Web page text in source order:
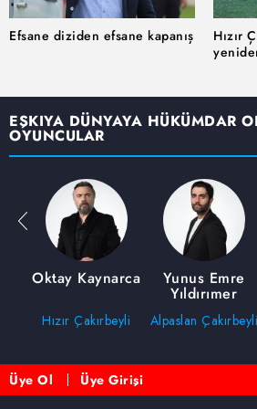
sınırlı olarak açık rızanız dahilinde
Çerezlere ilişkin tercihlerinizi
için Ayarlar butonuna tıklayabilir,
Metnimiziziyaret edebilirsiniz.
hazırlanmış Aydınlatma Metnimizi
ilgili mevzuata uygun olarak
almak için lütfentıklayınız .
Efsane diziden efsane kapanış
Hızır
EŞKIYA DÜNYAYA HÜKÜMDAR
OYUNCULAR
Oktay Kaynarca
Hızır Çakırbeyli
Yunus Emre
Yıldırımer
Alpaslan Çakırbeyli
Üye Ol Üye Girişi